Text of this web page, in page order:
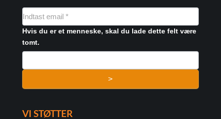
NYHEDSMAIL
FORMULAR
Hvis du er et menneske, skal du lade dette felt være
tomt.
>
VI STØTTER